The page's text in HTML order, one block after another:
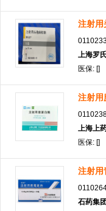
注射用
上海罗
医保: []
注射用
上海上
医保: []
注射用
石药集